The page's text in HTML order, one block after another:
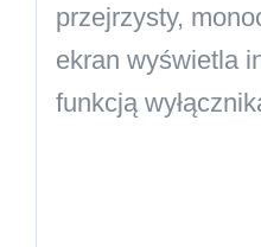
przejrzysty,
ekran wyświetla
funkcją